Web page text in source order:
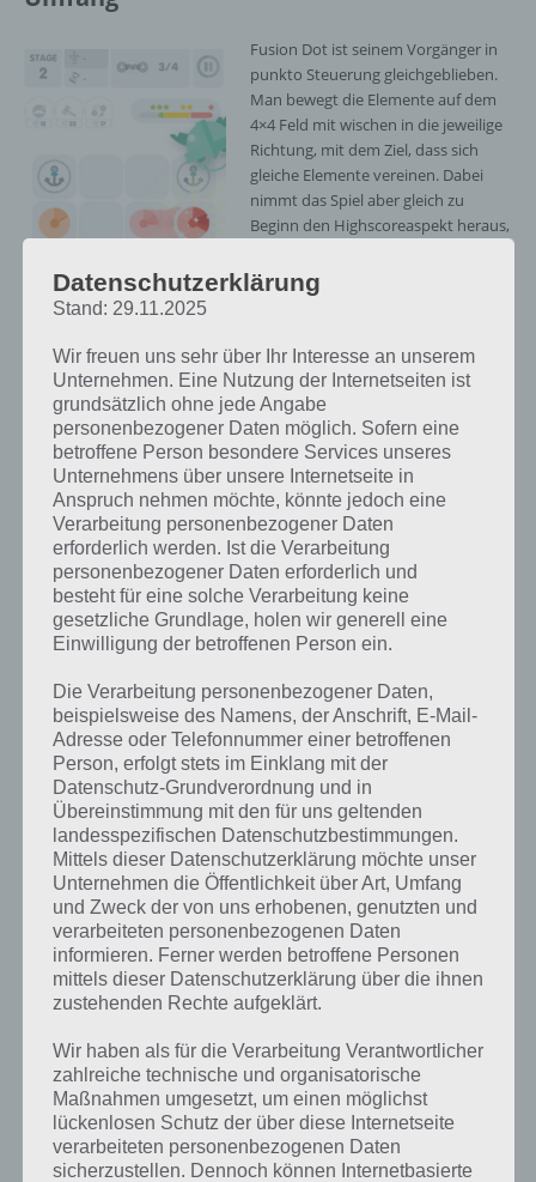
Fusion Dot
Screenshot -(c)
BUMBLISS COMPANY
LIMITED
Fusion Dot ist seinem Vorgänger in
punkto Steuerung gleichgeblieben.
Man bewegt die Elemente auf dem
4×4 Feld mit wischen in die jeweilige
Richtung, mit dem Ziel, dass sich
gleiche Elemente vereinen. Dabei
nimmt das Spiel aber gleich zu
Beginn den Highscoreaspekt heraus,
Zahlen hantiert und somit nur eine
endliche Anzahl an Verbindungen
Das gleicht Fusion Dot allerdings
durch seine schiere Masse an
Aufgaben aus. Momentan gibt es
120 Level, welche alle
unterschiedliche Aufgaben haben.
Mal muss man Kreise auf
bestimmten Feldern vereinigen, mal
gleichzeitig mehrere Paare
miteinander vereinen oder mal einen bestimmten Kreis in so
wenigen Zügen wie möglich erschaffen.
Dazu kommt, dass in Fusion Dot nicht immer aller Felder nutzbar
welche Richtung man wischt. All das ist sehr motivierend und
beschäftigt über Stunden hinweg wie sein Vorgänger.
Ungezwungen trotz Free2Play
Fusion Dot ist kostenlos in allen Stores erhältlich, was die Entwickler
dazu veranlasst hat Free2Play-Elemente anzuwenden. Diese fallen im
Game kaum auf, wodurch man selten Frust beim Spielen verspührt.
Es gibt zwar eine Lebensleiste, welche sich mit jedem Neustart eines
Levels minimiert, jedoch von selbst regeneriert, doch hält auch das
echte Fans nicht vom Spielen ab.
Trailer des Entwicklers zu Fusion Dot
Um einen kleinen Eindruck von der heutigen Spieleapp zu
bekommen, habe wir euch hier einen Trailer des Entwicklers verlinkt,
welcher ein paar der verschiedenen Missionen zeigt.
Datenschutzerklärung
Stand: 29.11.2025
Wir freuen uns sehr über Ihr Interesse an unserem
Unternehmen. Eine Nutzung der Internetseiten ist
grundsätzlich ohne jede Angabe
personenbezogener Daten möglich. Sofern eine
betroffene Person besondere Services unseres
Unternehmens über unsere Internetseite in
Anspruch nehmen möchte, könnte jedoch eine
Verarbeitung personenbezogener Daten
erforderlich werden. Ist die Verarbeitung
personenbezogener Daten erforderlich und
besteht für eine solche Verarbeitung keine
gesetzliche Grundlage, holen wir generell eine
Einwilligung der betroffenen Person ein.
Die Verarbeitung personenbezogener Daten,
beispielsweise des Namens, der Anschrift, E-Mail-
Adresse oder Telefonnummer einer betroffenen
Person, erfolgt stets im Einklang mit der
Datenschutz-Grundverordnung und in
Übereinstimmung mit den für uns geltenden
landesspezifischen Datenschutzbestimmungen.
Mittels dieser Datenschutzerklärung möchte unser
Unternehmen die Öffentlichkeit über Art, Umfang
und Zweck der von uns erhobenen, genutzten und
verarbeiteten personenbezogenen Daten
informieren. Ferner werden betroffene Personen
mittels dieser Datenschutzerklärung über die ihnen
zustehenden Rechte aufgeklärt.
Wir haben als für die Verarbeitung Verantwortlicher
zahlreiche technische und organisatorische
Maßnahmen umgesetzt, um einen möglichst
lückenlosen Schutz der über diese Internetseite
verarbeiteten personenbezogenen Daten
sicherzustellen. Dennoch können Internetbasierte